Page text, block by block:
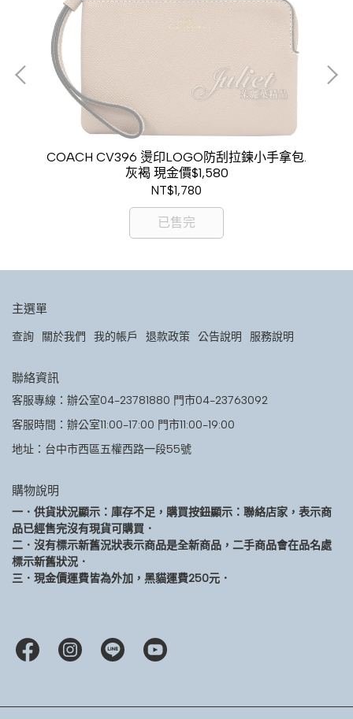
COACH CV396 燙印LOGO防刮拉鍊小手拿包.
灰褐 現金價$1,580
NT$1,780
已售完
主選單
查詢 關於我們 我的帳戶 退款政策 公告說明 服務說明
聯絡資訊
客服專線：辦公室04-23781880 門市04-23763092
客服時間：辦公室11:00-17:00 門市11:00-19:00
地址：台中市西區五權西路一段55號
購物說明
一．供貨狀況顯示：庫存不足，購買按鈕顯示：聯絡店家，表示商
品已經售完沒有現貨可購買．
二．沒有標示新舊況狀表示商品是全新商品，二手商品會在品名處
標示新舊狀況．
三．現金價運費皆為外加，黑貓運費250元．